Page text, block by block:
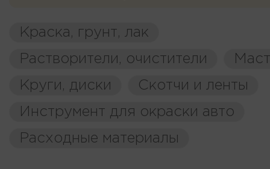
Краска, грунт, лак
Растворители, очистители
Круги, диски
Скотчи и ленты
Инструмент для окраски авто
Расходные материалы